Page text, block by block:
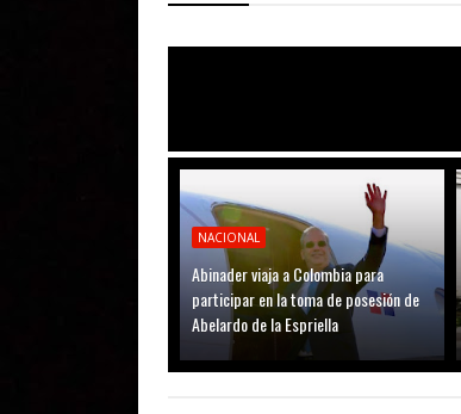
NACIONAL
Abinader viaja a Colombia para
participar en la toma de posesión de
Abelardo de la Espriella